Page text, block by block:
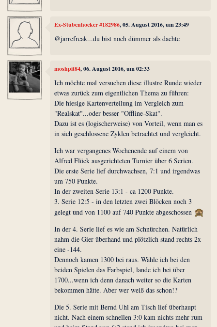
Ex-Stubenhocker #182986, 05. August 2016, um 23:49
@jarrefreak...du bist noch dümmer als dachte
moshpit84, 06. August 2016, um 02:33
Ich möchte mal versuchen diese illustre Runde wieder
etwas zurück zum eigentlichen Thema zu führen:
Die hiesige Kartenverteilung im Vergleich zum
"Realskat"...oder besser "Offline-Skat".
Dazu ist es (logischerweise) von Vorteil, wenn man es
in sich geschlossene Zyklen betrachtet und vergleicht.
Ich war vergangenes Wochenende auf einem von
Alfred Flöck ausgerichteten Turnier über 6 Serien.
Die erste Serie lief durchwachsen, 7:1 und irgendwas
um 750 Punkte.
In der zweiten Serie 13:1 - ca 1200 Punkte.
3. Serie 12:5 - in den letzten zwei Blöcken noch 3
gelegt und von 1100 auf 740 Punkte abgeschossen
In der 4. Serie lief es wie am Schnürchen. Natürlich
nahm die Gier überhand und plötzlich stand rechts 2x
eine -144.
Dennoch kamen 1300 bei raus. Wähle ich bei den
beiden Spielen das Farbspiel, lande ich bei über
1700...wenn ich denn danach weiter so die Karten
bekommen hätte. Aber wer weiß das schon!?
Die 5. Serie mit Bernd Uhl am Tisch lief überhaupt
nicht. Nach einem schnellen 3:0 kam nichts mehr rum